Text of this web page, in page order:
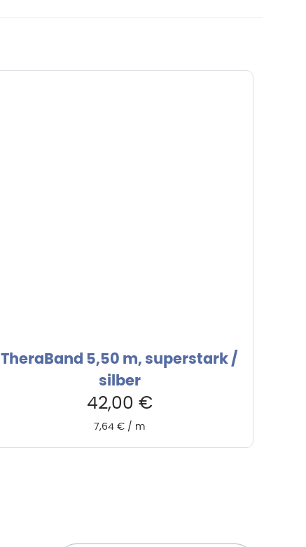
TheraBand 5,50 m, superstark /
silber
42,00 €
7,64€ / m